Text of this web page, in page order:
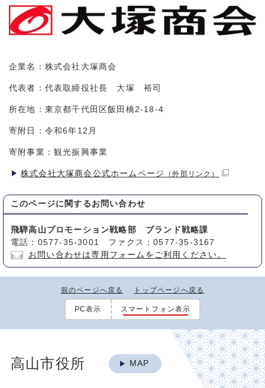
企業名：株式会社大塚商会
代表者：代表取締役社長 大塚 裕司
所在地：東京都千代田区飯田橋2-18-4
寄附日：令和6年12月
寄附事業：観光振興事業
株式会社大塚商会公式ホームページ （外部リンク）
このページに関する お問い合わせ
飛騨高山プロモーション戦略部 ブランド戦略課
電話：0577-35-3001 ファクス：0577-35-3167
お問い合わせは専用フォームをご利用ください。
前のページへ戻る トップページへ戻る
PC表示 スマートフォン表示
高山市役所 MAP